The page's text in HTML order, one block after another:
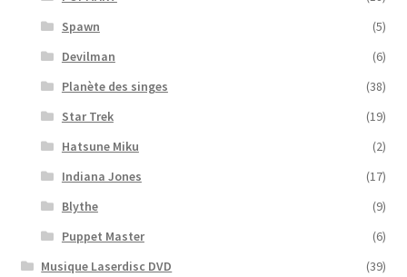
Spawn
(5)
Devilman
(6)
Planète des singes
(38)
Star Trek
(19)
Hatsune Miku
(2)
Indiana Jones
(17)
Blythe
(9)
Puppet Master
(6)
Musique Laserdisc DVD
(39)